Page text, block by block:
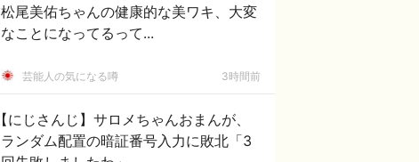
松尾美佑ちゃんの健康的な美ワキ、大変
なことになってるって...
芸能人の気になる噂 3時間前
【にじさんじ】サロメちゃんおまんが、
ランダム配置の暗証番号入力に敗北「3